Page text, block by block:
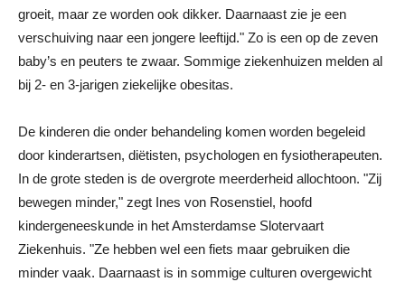
groeit, maar ze worden ook dikker. Daarnaast zie je een
verschuiving naar een jongere leeftijd." Zo is een op de zeven
baby’s en peuters te zwaar. Sommige ziekenhuizen melden al
bij 2- en 3-jarigen ziekelijke obesitas.
De kinderen die onder behandeling komen worden begeleid
door kinderartsen, diëtisten, psychologen en fysiotherapeuten.
In de grote steden is de overgrote meerderheid allochtoon. "Zij
bewegen minder," zegt Ines von Rosenstiel, hoofd
kindergeneeskunde in het Amsterdamse Slotervaart
Ziekenhuis. "Ze hebben wel een fiets maar gebruiken die
minder vaak. Daarnaast is in sommige culturen overgewicht